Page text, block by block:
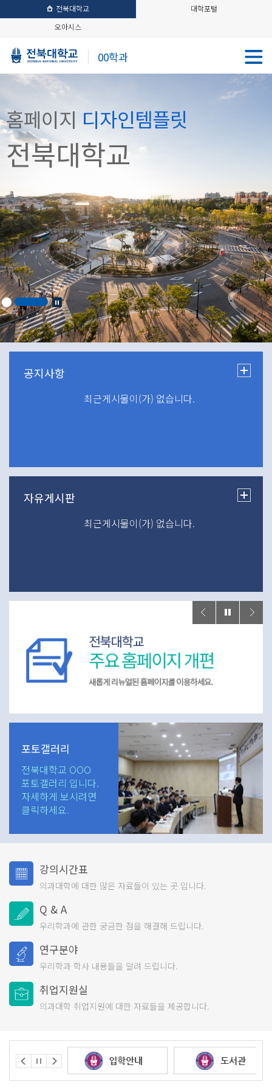
전북대학교
대학포털
오아시스
00학과
홈페이지 디자인템플릿
전북대학교
최근게시물이(가) 없습니다.
최근게시물이(가) 없습니다.
포토갤러리
전북대학교 OOO
포토갤러리 입니다.
자세하게 보시려면
클릭하세요.
강의시간표
의과대학에 대한 많은 자료들이 있는 곳 입니다.
Q & A
우리학과에 관한 궁금한 점을 해결해 드립니다.
연구분야
우리학과 학사 내용들을 알려 드립니다.
취업지원실
의과대학 취업지원에 대한 자료들을 제공합니다.